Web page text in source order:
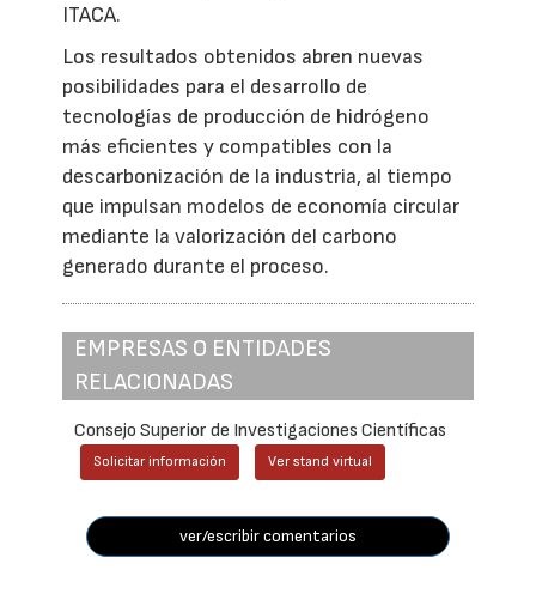
ITACA.
Los resultados obtenidos abren nuevas
posibilidades para el desarrollo de
tecnologías de producción de hidrógeno
más eficientes y compatibles con la
descarbonización de la industria, al tiempo
que impulsan modelos de economía circular
mediante la valorización del carbono
generado durante el proceso.
EMPRESAS O ENTIDADES
RELACIONADAS
Consejo Superior de Investigaciones Científicas
Solicitar información Ver stand virtual
ver/escribir comentarios